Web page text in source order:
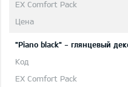
"Piano black" - глянцевый